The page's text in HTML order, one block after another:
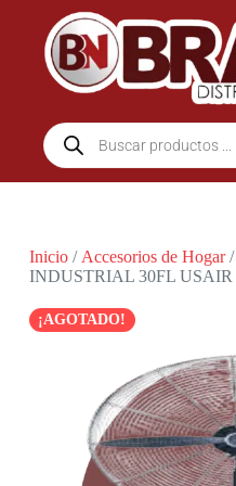
Inicio/ Accesorios de Hogar/
INDUSTRIAL 30FL USAIR
¡AGOTADO!